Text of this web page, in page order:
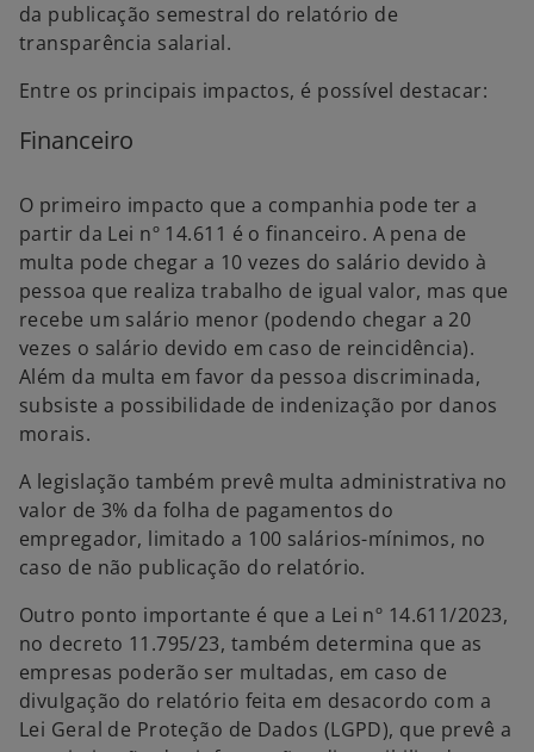
da publicação semestral do relatório de
transparência salarial.
Entre os principais impactos, é possível destacar:
Financeiro
O primeiro impacto que a companhia pode ter a
partir da Lei nº 14.611 é o financeiro. A pena de
multa pode chegar a 10 vezes do salário devido à
pessoa que realiza trabalho de igual valor, mas que
recebe um salário menor (podendo chegar a 20
vezes o salário devido em caso de reincidência).
Além da multa em favor da pessoa discriminada,
subsiste a possibilidade de indenização por danos
morais.
A legislação também prevê multa administrativa no
valor de 3% da folha de pagamentos do
empregador, limitado a 100 salários-mínimos, no
caso de não publicação do relatório.
Outro ponto importante é que a Lei nº 14.611/2023,
no decreto 11.795/23, também determina que as
empresas poderão ser multadas, em caso de
divulgação do relatório feita em desacordo com a
Lei Geral de Proteção de Dados (LGPD), que prevê a